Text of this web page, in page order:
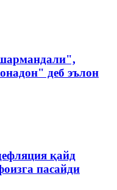
деб эълон
қайд
пасайди